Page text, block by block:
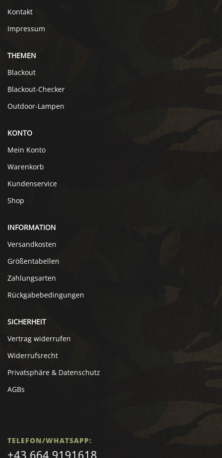
Kontakt
Impressum
THEMEN
Blackout
Blackout-Checker
Outdoor-Lampen
KONTO
Mein Konto
Warenkorb
Kundenservice
Shop
INFORMATION
Versandkosten
Größentabellen
Zahlungsarten
Rückgabebedingungen
SICHERHEIT
Vertrag widerrufen
Widerrufsrecht
Privatsphäre & Datenschutz
AGBs
TELEFON/WHATSAPP:
+43 664 9191618